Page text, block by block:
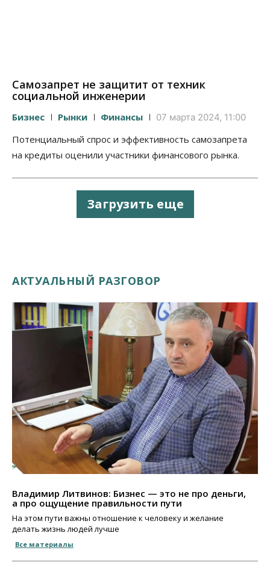
Самозапрет не защитит от техник
социальной инженерии
Бизнес Рынки Финансы 07 марта 2024, 11:00
Потенциальный спрос и эффективность самозапрета
на кредиты оценили участники финансового рынка.
Загрузить еще
АКТУАЛЬНЫЙ РАЗГОВОР
Владимир Литвинов: Бизнес — это не про деньги,
а про ощущение правильности пути
На этом пути важны отношение к человеку и желание
делать жизнь людей лучше
Все материалы